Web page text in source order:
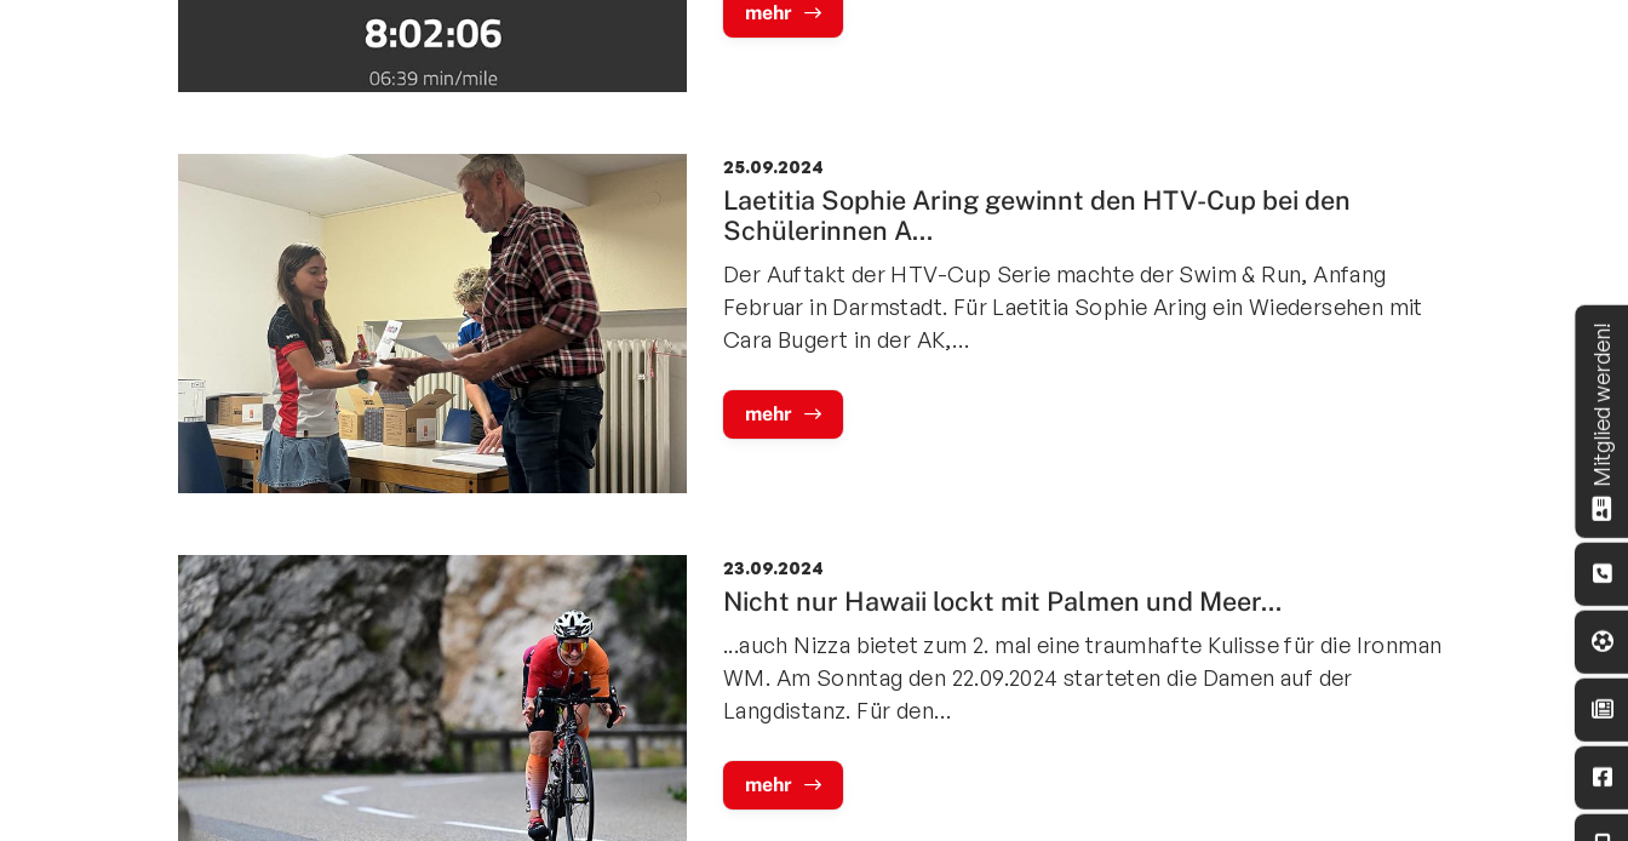
mehr
25.09.2024
Laetitia Sophie Aring gewinnt den HTV-Cup bei den
Schülerinnen A...
Der Auftakt der HTV-Cup Serie machte der Swim & Run, Anfang
Februar in Darmstadt. Für Laetitia Sophie Aring ein Wiedersehen mit
Cara Bugert in der AK,…
mehr
23.09.2024
Nicht nur Hawaii lockt mit Palmen und Meer...
...auch Nizza bietet zum 2. mal eine traumhafte Kulisse für die Ironman
WM. Am Sonntag den 22.09.2024 starteten die Damen auf der
Langdistanz. Für den…
mehr
Mitglied werden!